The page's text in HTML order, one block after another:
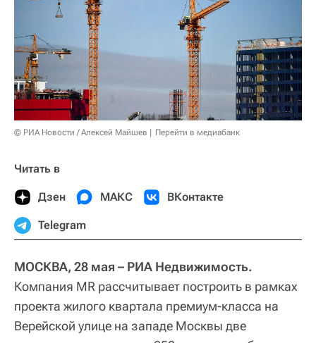
© РИА Новости / Алексей Майшев Перейти в медиабанк
Читать в
Дзен МАКС ВКонтакте
Telegram
МОСКВА, 28 мая – РИА Недвижимость.
Компания MR рассчитывает построить в рамках
проекта жилого квартала премиум-класса на
Верейской улице на западе Москвы две